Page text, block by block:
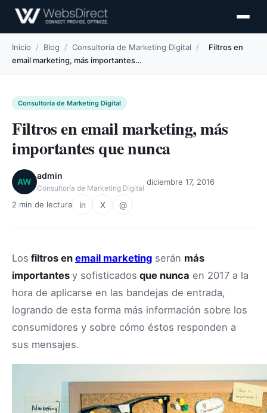
Inicio / Blog / Consultoría de Marketing Digital /
Filtros en
email marketing, más importantes…
Consultoría de Marketing Digital
Filtros en email marketing, más
importantes que nunca
AW
admin
Consultoría de Marketing Digital
diciembre 17, 2016
2 min de lectura in X @
Los filtros en email marketing serán más
importantes y sofisticados que nunca en 2017 a la
hora de aplicarse en las bandejas de entrada,
logrando de esta forma más información sobre los
consumidores y sobre cómo éstos responden a
sus mensajes.